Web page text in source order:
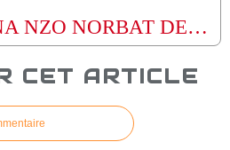
BIDILOU NZO NA NZO NORBAT DE PARIS
CET ARTICLE